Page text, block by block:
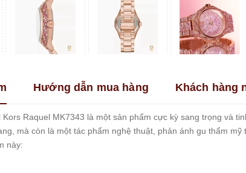
Hướng dẫn mua hàng Khách hàng
Raquel MK7343 là một sản phẩm cực kỳ sang trọng và
mà còn là một tác phẩm nghệ thuật, phản ánh gu thẩm
này: